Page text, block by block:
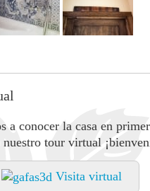
a conocer la casa en
nuestro tour virtual
Visita virtual